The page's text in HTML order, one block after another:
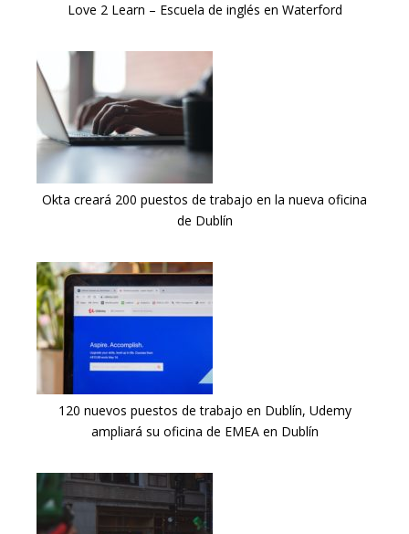
Love 2 Learn – Escuela de inglés en Waterford
Okta creará 200 puestos de trabajo en la nueva oficina
de Dublín
120 nuevos puestos de trabajo en Dublín, Udemy
ampliará su oficina de EMEA en Dublín